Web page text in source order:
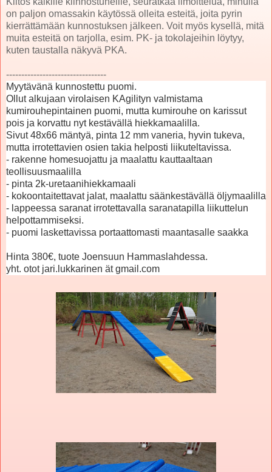
on paljon omassakin käytössä olleita esteitä, joita pyrin
kierrättämään kunnostuksen jälkeen. Voit myös kysellä, mitä
muita esteitä on tarjolla, esim. PK- ja tokolajeihin löytyy,
kuten taustalla näkyvä PKA.
---------------------------------
Myytävänä kunnostettu puomi.
Ollut alkujaan virolaisen KAgilityn valmistama
kumirouhepintainen puomi, mutta kumirouhe on karissut
pois ja korvattu nyt kestävällä hiekkamaalilla.
Sivut 48x66 mäntyä, pinta 12 mm vaneria, hyvin tukeva,
mutta irrotettavien osien takia helposti liikuteltavissa.
- rakenne homesuojattu ja maalattu kauttaaltaan
teollisuusmaalilla
- pinta 2k-uretaanihiekkamaali
- kokoontaitettavat jalat, maalattu säänkestävällä öljymaalilla
- lappeessa saranat irrotettavalla saranatapilla liikuttelun
helpottammiseksi.
- puomi laskettavissa portaattomasti maantasalle saakka
Hinta 380€, tuote Joensuun Hammaslahdessa.
yht. otot jari.lukkarinen ät gmail.com